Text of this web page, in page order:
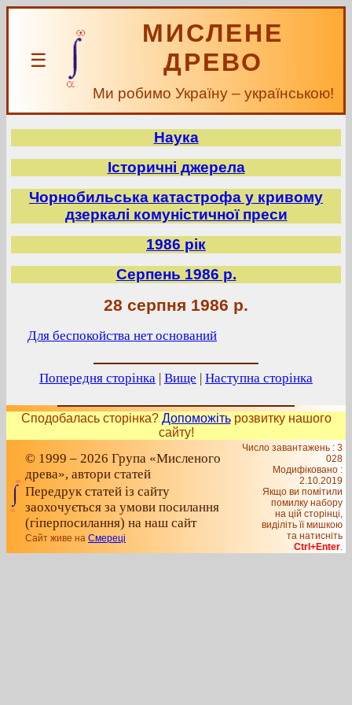
☰
МИСЛЕНЕ
ДРЕВО
Ми робимо Україну – українською!
Наука
Історичні джерела
Чорнобильська катастрофа у кривому
дзеркалі комуністичної преси
1986 рік
Серпень 1986 р.
28 серпня 1986 р.
Для беспокойства нет оснований
Попередня сторінка | Вище | Наступна сторінка
Сподобалась сторінка? Допоможітьрозвитку нашого
сайту!
© 1999 – 2026 Група «Мисленого
древа», автори статей
Передрук статей із сайту
заохочується за умови посилання
(гіперпосилання) на наш сайт
Сайт живе на Смереці
Число завантажень : 3
028
Модифіковано :
2.10.2019
Якщо ви помітили
помилку набору
на цiй сторiнцi,
видiлiть її мишкою
та натисніть
Ctrl+Enter.